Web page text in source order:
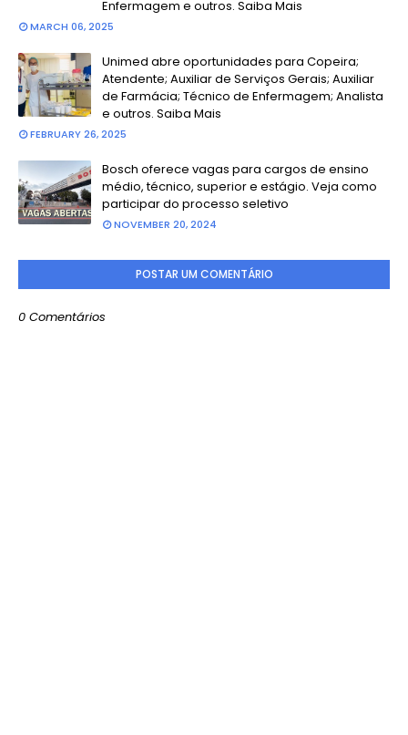
Enfermagem e outros. Saiba Mais
MARCH 06, 2025
Unimed abre oportunidades para Copeira;
Atendente; Auxiliar de Serviços Gerais; Auxiliar
de Farmácia; Técnico de Enfermagem; Analista
e outros. Saiba Mais
FEBRUARY 26, 2025
Bosch oferece vagas para cargos de ensino
médio, técnico, superior e estágio. Veja como
participar do processo seletivo
NOVEMBER 20, 2024
POSTAR UM COMENTÁRIO
0 Comentários